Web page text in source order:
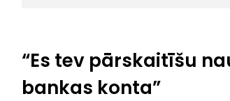
“Es tev pārskaitīšu
bankas konta”